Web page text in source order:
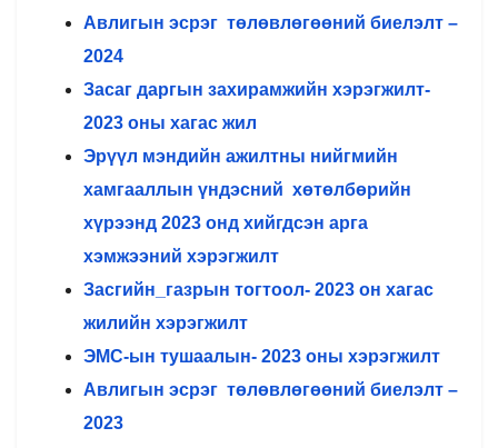
Авлигын эсрэг төлөвлөгөөний биелэлт –
2024
Засаг даргын захирамжийн хэрэгжилт-
2023 оны хагас жил
Эрүүл мэндийн ажилтны нийгмийн
хамгааллын үндэсний хөтөлбөрийн
хүрээнд 2023 онд хийгдсэн арга
хэмжээний хэрэгжилт
Засгийн_газрын тогтоол- 2023 он хагас
жилийн хэрэгжилт
ЭМС-ын тушаалын- 2023 оны хэрэгжилт
Авлигын эсрэг төлөвлөгөөний биелэлт –
2023